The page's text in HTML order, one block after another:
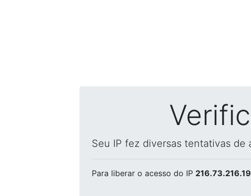
Seu IP fez diversas tentativas de
Para liberar o acesso do IP